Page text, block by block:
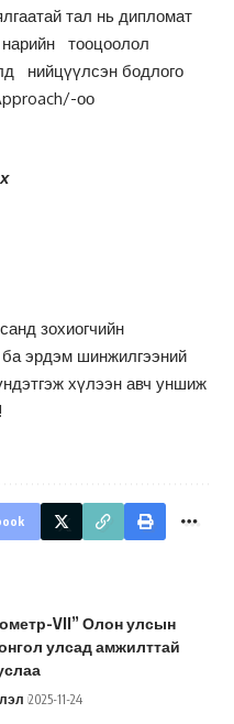
тал нь дипломат
тооцоолол
нийцүүлсэн бодлого
оо
зохиогчийн
эрдэм шинжилгээний
хүлээн авч уншиж
VII” Олон улсын
улсад амжилттай
2025-11-24